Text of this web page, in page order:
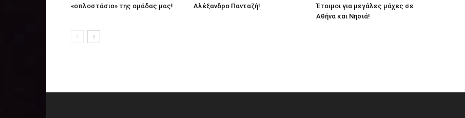
«οπλοστάσιο» της ομάδας μας!
Αλέξανδρο Πανταζή!
Έτοιμοι για μεγάλες μάχες σε
Αθήνα και Νησιά!